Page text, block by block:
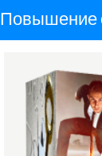
Повышение